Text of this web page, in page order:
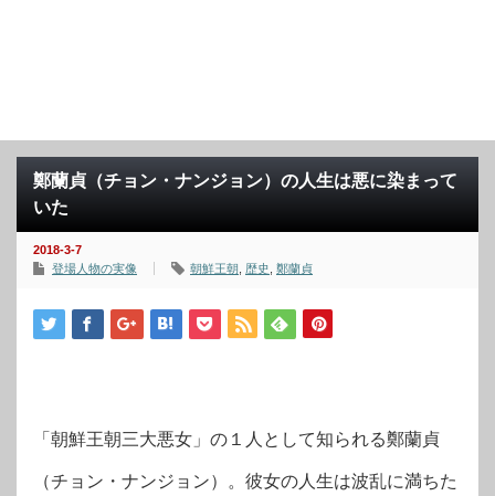
鄭蘭貞（チョン・ナンジョン）の人生は悪に染まって
いた
2018-3-7
登場人物の実像
朝鮮王朝 歴史 鄭蘭貞
「朝鮮王朝三大悪女」の１人として知られる鄭蘭貞
（チョン・ナンジョン）。彼女の人生は波乱に満ちた